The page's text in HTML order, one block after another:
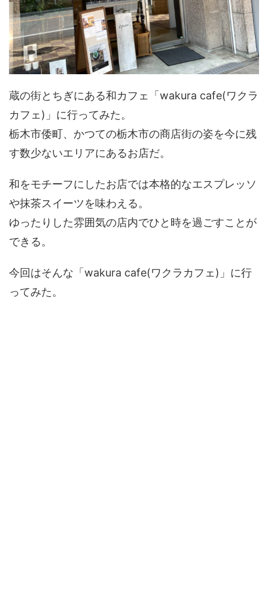
蔵の街とちぎにある和カフェ「wakura cafe(ワクラ
カフェ)」に行ってみた。
栃木市倭町、かつての栃木市の商店街の姿を今に残
す数少ないエリアにあるお店だ。
和をモチーフにしたお店では本格的なエスプレッソ
や抹茶スイーツを味わえる。
ゆったりした雰囲気の店内でひと時を過ごすことが
できる。
今回はそんな「wakura cafe(ワクラカフェ)」に行
ってみた。